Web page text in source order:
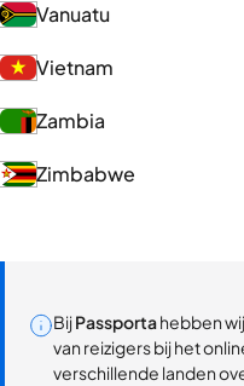
Vanuatu
Vietnam
Zambia
Zimbabwe
BijPassportahebben
van reizigers bij het
verschillende landen